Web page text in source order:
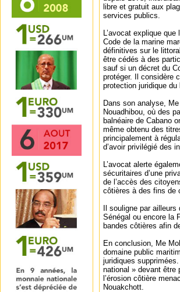
libre et gratuit aux
services publics.
L’avocat explique
Code de la marine
définitives sur le
être cédés à des
sauf si un décret du
protéger. Il considère
protection juridique du
Dans son analyse,
Nouadhibou, où des
balnéaire de Cabano
même obtenu des
principalement à
d’avoir privilégié des
L’avocat alerte
sécuritaires d’une
de l’accès des
côtières à des fins de
Il souligne par
Sénégal ou encore la
bandes côtières afin
En conclusion, Me
domaine public
juridiques
national » devant être
l’érosion côtière
Nouakchott.